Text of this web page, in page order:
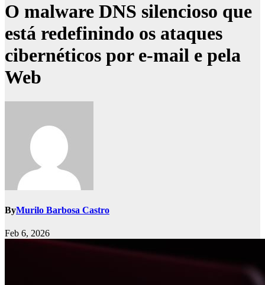
O malware DNS silencioso que
está redefinindo os ataques
cibernéticos por e-mail e pela
Web
ByMurilo Barbosa Castro
Feb 6, 2026